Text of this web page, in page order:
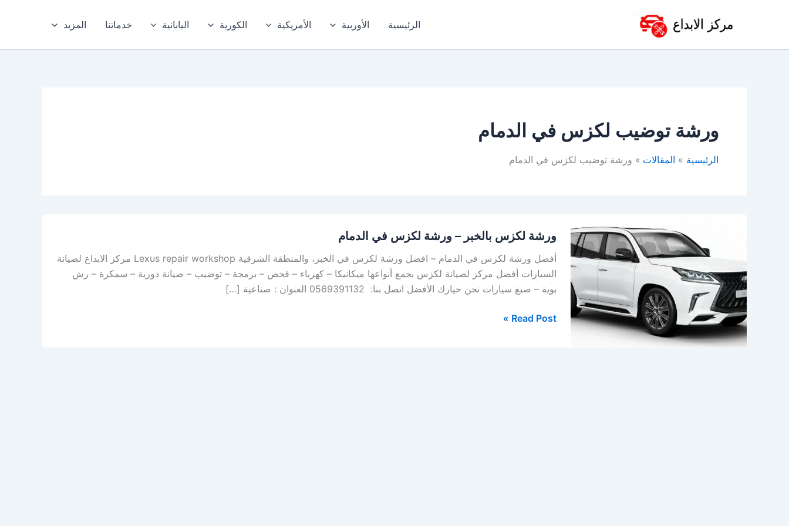
الرئيسية الأوربية الأمريكية الكورية اليابانية خدماتنا المزيد
ورشة توضيب لكزس في الدمام
الرئيسية المقالات ورشة توضيب لكزس في الدمام
ورشة لكزس بالخبر – ورشة لكزس في الدمام
أفضل ورشة لكزس في الدمام – افضل ورشة لكزس في الخبر، والمنطقة الشرقية Lexus repair workshop مركز الابداع لصيانة
السيارات أفضل مركز لصيانة لكزس بجمع أنواعها ميكانيكا – كهرباء – فحص – برمجة – توضيب – صيانة دورية – سمكرة – رش
بوية – صبغ سيارات نحن خيارك الأفضل اتصل بنا: 0569391132 العنوان : صناعية […]
لكزس
بالخبر
ورشة
لكزس
في
Read Post »